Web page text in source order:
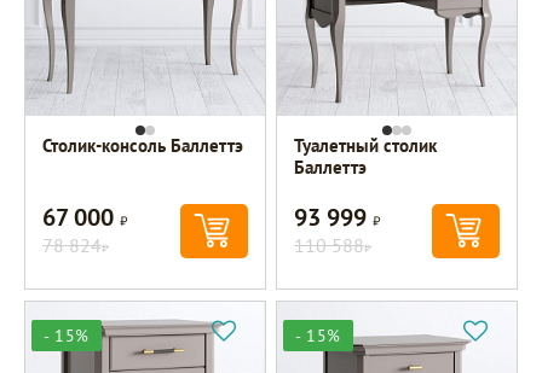
Столик-консоль Баллеттэ
67 000Р
78 824Р
Туалетный столик
Баллеттэ
93 999Р
110 588Р
- 15% - 15%